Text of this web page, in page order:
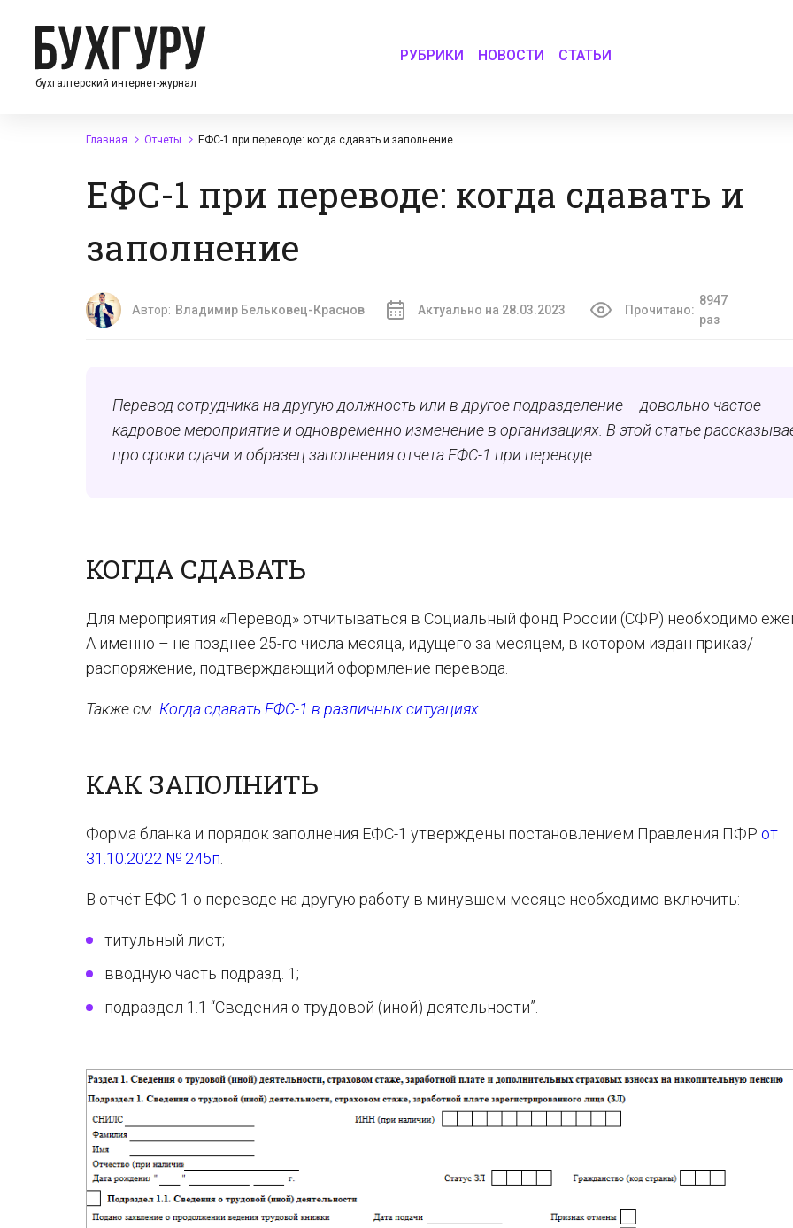
бухгалтерский интернет-журнал
РУБРИКИ НОВОСТИ СТАТЬИ
Главная Отчеты ЕФС-1 при переводе: когда сдавать и заполнение
ЕФС-1 при переводе: когда сдавать и
заполнение
Автор: Владимир Бельковец-Краснов Актуально на 28.03.2023 Прочитано:
8947
раз
Перевод сотрудника на другую должность или в другое подразделение – довольно частое
кадровое мероприятие и одновременно изменение в организациях. В этой статье
про сроки сдачи и образец заполнения отчета ЕФС-1 при переводе.
КОГДА СДАВАТЬ
Для мероприятия «Перевод» отчитываться в Социальный фонд России (СФР) необходимо
А именно – не позднее 25-го числа месяца, идущего за месяцем, в котором издан приказ/
распоряжение, подтверждающий оформление перевода.
Также см. Когда сдавать ЕФС-1 в различных ситуациях
КАК ЗАПОЛНИТЬ
Форма бланка и порядок заполнения ЕФС-1 утверждены постановлением Правления ПФР от
31.10.2022 № 245п
В отчёт ЕФС-1 о переводе на другую работу в минувшем месяце необходимо включить:
титульный лист;
вводную часть подразд. 1;
подраздел 1.1 “Сведения о трудовой (иной) деятельности”.